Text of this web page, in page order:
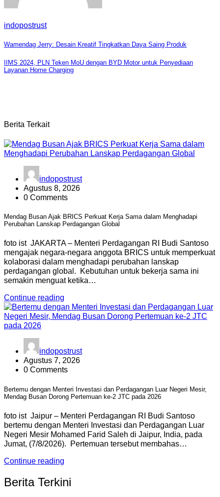
indopostrust
Navigasi
pos
Wamendag Jerry: Desain Kreatif Tingkatkan Daya Saing Produk
IIMS 2024, PLN Teken MoU dengan BYD Motor untuk Penyediaan
Layanan Home Charging
Berita Terkait
indopostrust
Agustus 8, 2026
0 Comments
Mendag Busan Ajak BRICS Perkuat Kerja Sama dalam Menghadapi
Perubahan Lanskap Perdagangan Global
foto ist JAKARTA – Menteri Perdagangan RI Budi Santoso
mengajak negara-negara anggota BRICS untuk memperkuat
kolaborasi dalam menghadapi perubahan lanskap
perdagangan global. Kebutuhan untuk bekerja sama ini
semakin menguat ketika…
Continue reading
indopostrust
Agustus 7, 2026
0 Comments
Bertemu dengan Menteri Investasi dan Perdagangan Luar Negeri Mesir,
Mendag Busan Dorong Pertemuan ke-2 JTC pada 2026
foto ist Jaipur – Menteri Perdagangan RI Budi Santoso
bertemu dengan Menteri Investasi dan Perdagangan Luar
Negeri Mesir Mohamed Farid Saleh di Jaipur, India, pada
Jumat, (7/8/2026). Pertemuan tersebut membahas…
Continue reading
Berita Terkini